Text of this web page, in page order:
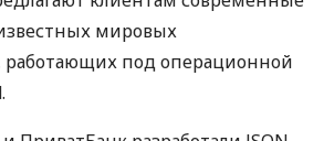
мировых
работающих под операционной